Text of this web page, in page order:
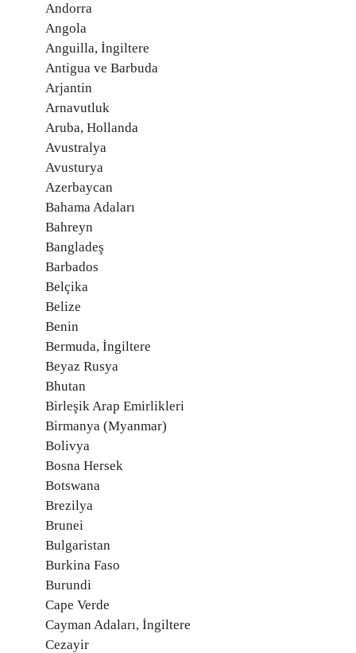
Andorra
Angola
Anguilla, İngiltere
Antigua ve Barbuda
Arjantin
Arnavutluk
Aruba, Hollanda
Avustralya
Avusturya
Azerbaycan
Bahama Adaları
Bahreyn
Bangladeş
Barbados
Belçika
Belize
Benin
Bermuda, İngiltere
Beyaz Rusya
Bhutan
Birleşik Arap Emirlikleri
Birmanya (Myanmar)
Bolivya
Bosna Hersek
Botswana
Brezilya
Brunei
Bulgaristan
Burkina Faso
Burundi
Cape Verde
Cayman Adaları, İngiltere
Cezayir